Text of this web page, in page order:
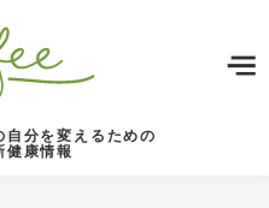
分を変えるための
健康情報